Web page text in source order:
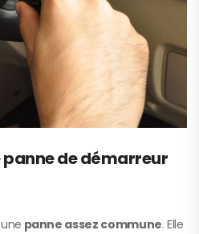
panne de démarreur
panne assez commune. Elle